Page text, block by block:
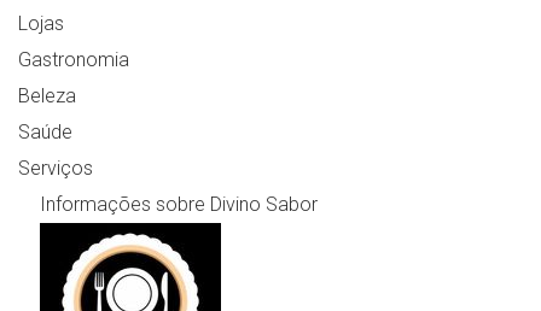
Lojas
Gastronomia
Beleza
Saúde
Serviços
Informações sobre Divino Sabor